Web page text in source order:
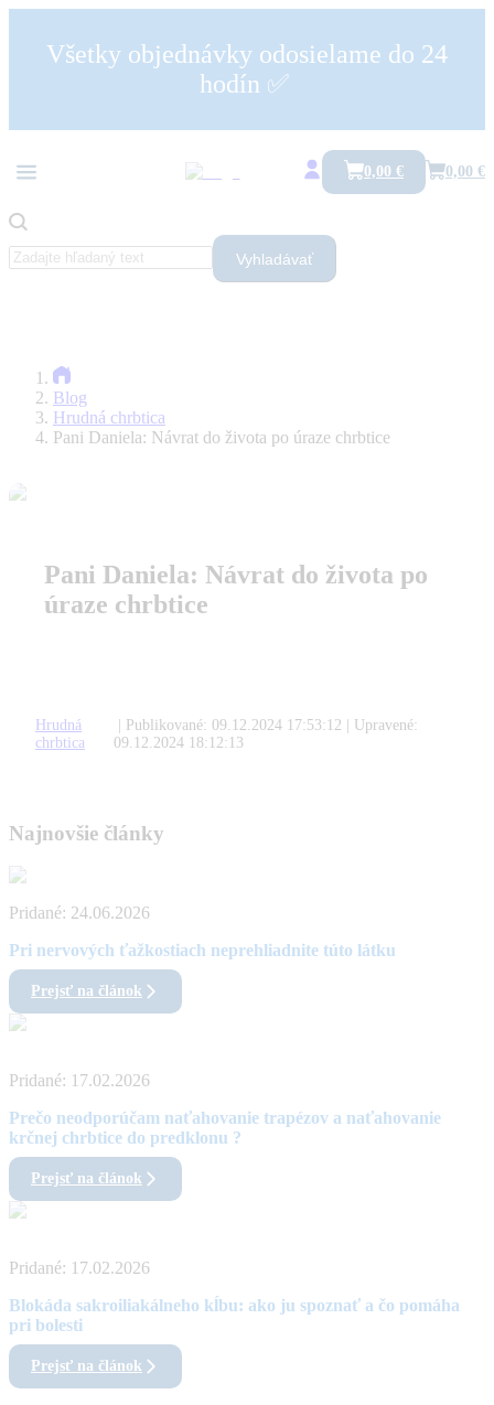
Všetky objednávky odosielame do 24
hodín ✅
Vyhladávať
0,00 € 0,00 €
Blog
Hrudná chrbtica
Pani Daniela: Návrat do života po úraze chrbtice
Bolesti päty a pätová ostroha
Drieková chrbtica a medzistavcové platničky
Hrudná chrbtica
Krčná chrbtica
Ramenný kĺb
SI skĺbenie
Najnovšie články
Pridané: 24.06.2026
Pri nervových ťažkostiach neprehliadnite túto látku
Prejsť na článok
Pridané: 17.02.2026
Prečo neodporúčam naťahovanie trapézov a naťahovanie
krčnej chrbtice do predklonu ?
Prejsť na článok
Pridané: 17.02.2026
Blokáda sakroiliakálneho kĺbu: ako ju spoznať a čo pomáha
pri bolesti
Prejsť na článok
Pani Daniela: Návrat do života po
úraze chrbtice
Hrudná
chrbtica
| Publikované: 09.12.2024 17:53:12 | Upravené:
09.12.2024 18:12:13